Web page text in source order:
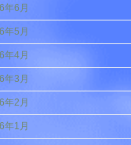
年6月
年5月
年4月
年3月
年2月
年1月